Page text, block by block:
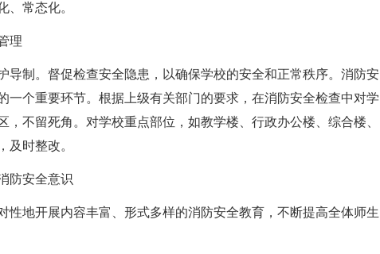
、常态化。
理
导制。督促检查安全隐患，以确保学校的安全和正常秩序。消防安
一个重要环节。根据上级有关部门的要求，在消防安全检查中对学
，不留死角。对学校重点部位，如教学楼、行政办公楼、综合楼、
及时整改。
防安全意识
性地开展内容丰富、形式多样的消防安全教育，不断提高全体师生